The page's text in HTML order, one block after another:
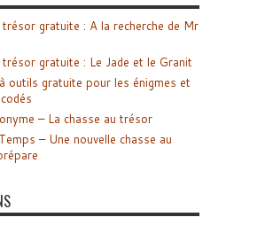
trésor gratuite : A la recherche de Mr
trésor gratuite : Le Jade et le Granit
outils gratuite pour les énigmes et
– La chasse au trésor
– Une nouvelle chasse au